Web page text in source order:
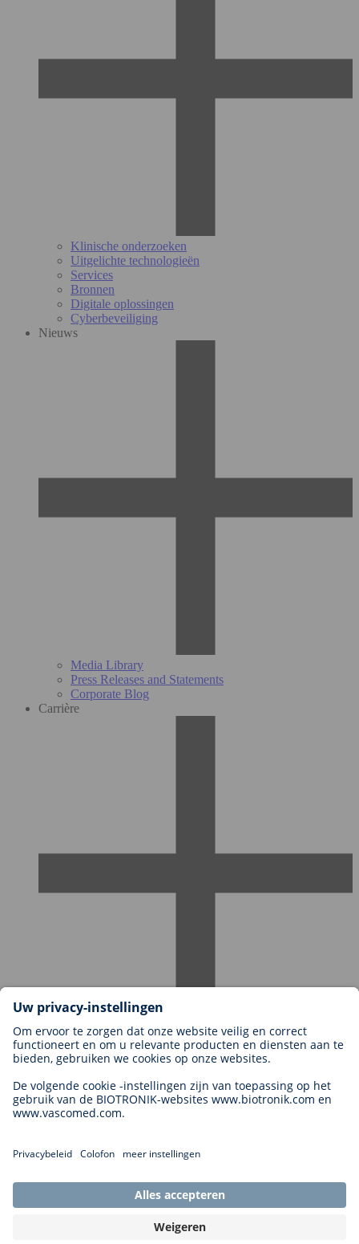
Klinische onderzoeken
Uitgelichte technologieën
Services
Bronnen
Digitale oplossingen
Cyberbeveiliging
Nieuws
Media Library
Press Releases and Statements
Corporate Blog
Carrière
Carrières bij BIOTRONIK
Carrièreniveaus
Waarom met ons werken?
Sollicitatie
Carrièremogelijkheden
Cookie Settings
Legal Disclaimer